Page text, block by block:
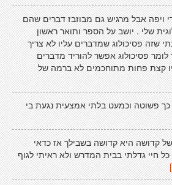
ויפה אבל מרגיש גם מבוזבז דברים שהם
שלי . יושב על הספר ותואר ראשון
שזה פסיכולוג שמדברים עליו לא צריך
לומר פסיכולוג אפשר להוריד מדברים
קצת פחות מתוחכמים לא ברמה של
פשוטה וכמעט בלתי אמצעית נגעת בי
קדושה היא קדושה בשבילך אז כדאי
חיי גדלתי בבית המדרש ולא ראיתי לגוף